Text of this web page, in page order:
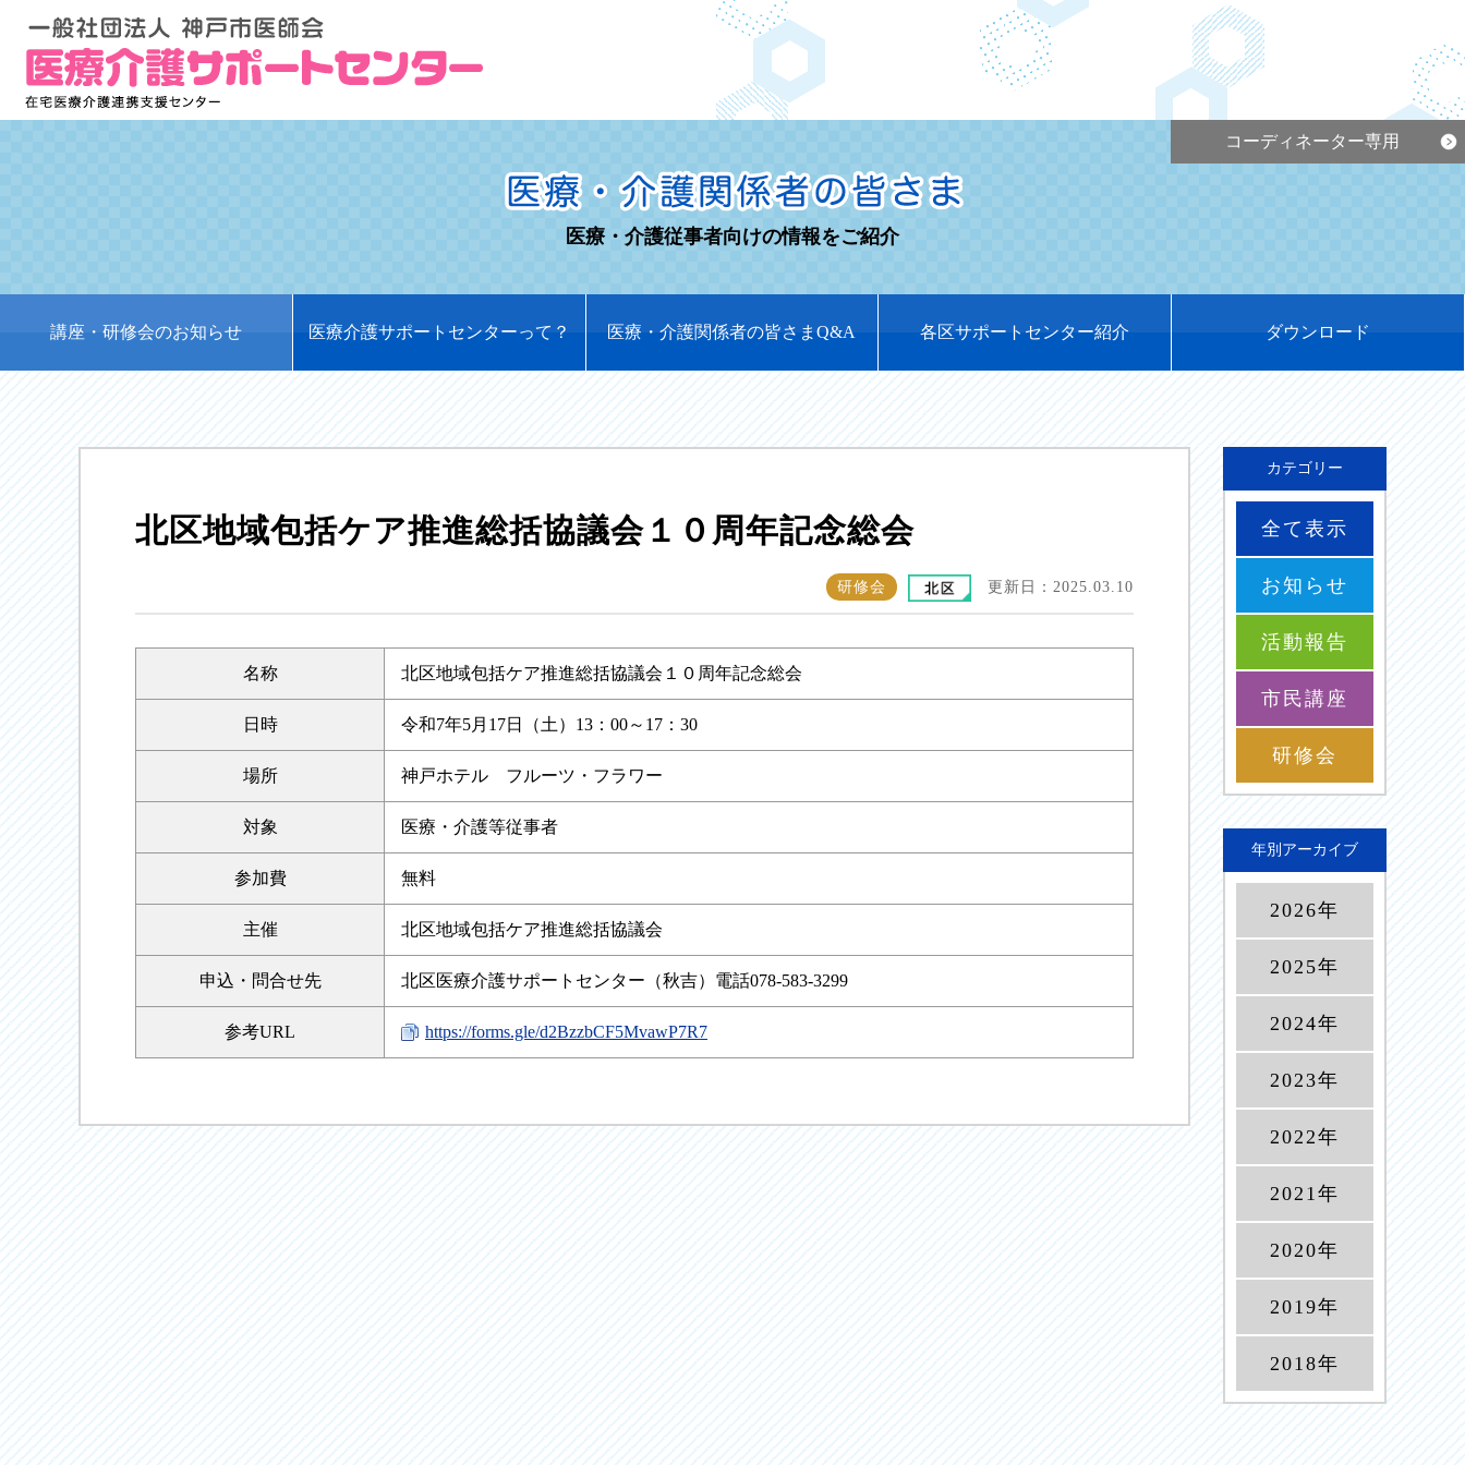
医療・介護従事者向けの情報をご紹介
講座・研修会のお知らせ 医療介護サポートセンターって？ 医療・介護関係者の皆さまQ&A 各区サポートセンター紹介 ダウンロード
コーディネーター専用
北区地域包括ケア推進総括協議会１０周年記念総会
研修会 更新日：2025.03.10
名称 北区地域包括ケア推進総括協議会１０周年記念総会
日時 令和7年5月17日（土）13：00～17：30
場所 神戸ホテル フルーツ・フラワー
対象 医療・介護等従事者
参加費 無料
主催 北区地域包括ケア推進総括協議会
申込・ 問合せ先 北区医療介護サポートセンター（秋吉）電話078-583-3299
参考URL https://forms.gle/d2BzzbCF5MvawP7R7
カテゴリー
全て表示
お知らせ
活動報告
市民講座
研修会
年別アーカイブ
2026年
2025年
2024年
2023年
2022年
2021年
2020年
2019年
2018年